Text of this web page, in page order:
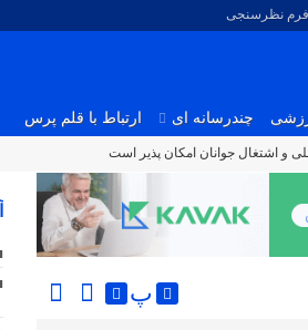
فرم نظرسنجی
چندرسانه ای ارتباط با قلم پرس
و اشتغال جوانان امکان پذیر است
پ